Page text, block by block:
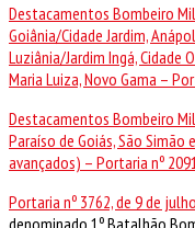
Destacamentos Bombeiro
Goiânia/Cidade Jardim,
Luziânia/Jardim Ingá, Cidade
Maria Luiza, Novo Gama –
Destacamentos Bombeiro
Paraíso de Goiás, São
avançados) – Portaria nº
Portaria nº 3762, de 9 de
denominado 1º Batalhão